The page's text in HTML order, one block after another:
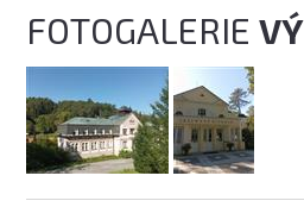
FOTOGALERIE